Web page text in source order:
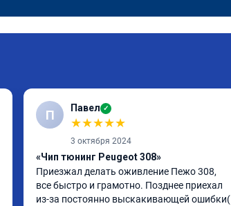
П Павел ✓
★★★★★
3 октября 2024
«Чип тюнинг Peugeot 308»
Приезжал делать оживление Пежо 308,
все быстро и грамотно. Позднее приехал
из-за постоянно выскакивающей ошибки(